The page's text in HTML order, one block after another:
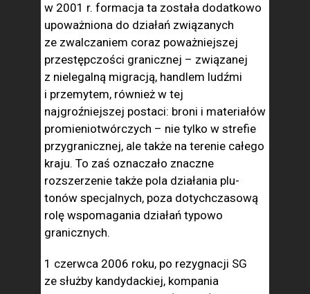
w 2001 r. for­macja ta została dodatkowo
upoważniona do działań związa­nych
ze zwalczaniem coraz poważniejszej
przestępczości gra­nicznej – związanej
z nielegalną migracją, handlem ludźmi
i przemytem, również w tej
najgroźniejszej postaci: bro­ni i materiałów
promieniotwórczych – nie tylko w strefie
przygranicznej, ale także na terenie całego
kraju. To zaś oznaczało znaczne
rozszerzenie także pola działania plu­
tonów specjalnych, poza dotychczasową
rolę wspomaga­nia działań typowo
granicznych.
1 czerwca 2006 roku, po rezygnacji SG
ze służ­by kandydackiej, kompania